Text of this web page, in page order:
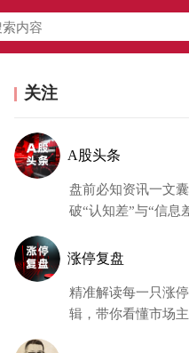
关注
A股头条
盘前必知资讯一文
破“认知差”与“信息
涨停复盘
精准解读每一只涨
辑，带你看懂市场主